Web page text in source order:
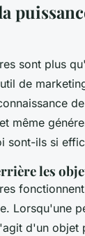
sont plus
de
même
sont-ils si
les
Lorsqu'une
d'un objet